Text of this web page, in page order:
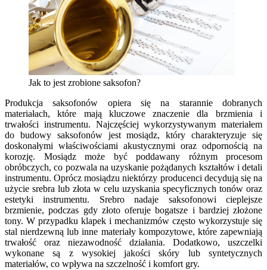
Jak to jest zrobione saksofon?
Produkcja saksofonów opiera się na starannie dobranych
materiałach, które mają kluczowe znaczenie dla brzmienia i
trwałości instrumentu. Najczęściej wykorzystywanym materiałem
do budowy saksofonów jest mosiądz, który charakteryzuje się
doskonałymi właściwościami akustycznymi oraz odpornością na
korozję. Mosiądz może być poddawany różnym procesom
obróbczych, co pozwala na uzyskanie pożądanych kształtów i detali
instrumentu. Oprócz mosiądzu niektórzy producenci decydują się na
użycie srebra lub złota w celu uzyskania specyficznych tonów oraz
estetyki instrumentu. Srebro nadaje saksofonowi cieplejsze
brzmienie, podczas gdy złoto oferuje bogatsze i bardziej złożone
tony. W przypadku klapek i mechanizmów często wykorzystuje się
stal nierdzewną lub inne materiały kompozytowe, które zapewniają
trwałość oraz niezawodność działania. Dodatkowo, uszczelki
wykonane są z wysokiej jakości skóry lub syntetycznych
materiałów, co wpływa na szczelność i komfort gry.